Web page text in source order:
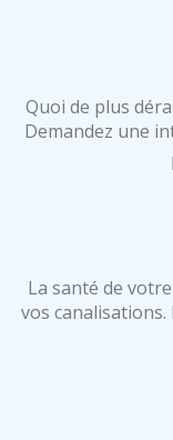
Quoi de plus
Demandez une
La santé de
vos